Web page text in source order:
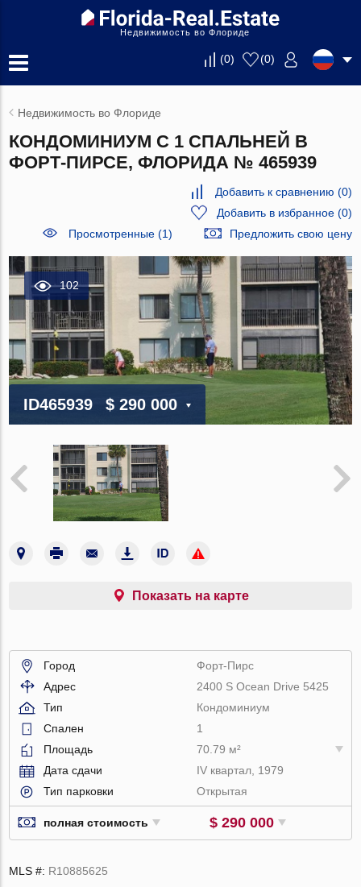
Недвижимость во Флориде
(0) (0)
Недвижимость во Флориде
КОНДОМИНИУМ С 1 СПАЛЬНЕЙ В
ФОРТ-ПИРСЕ, ФЛОРИДА № 465939
Добавить к сравнению (0)
Добавить в избранное(0)
Просмотренные (1)
Предложить свою цену
102
ID465939 $ 290 000
Показать на карте
Город
Форт-Пирс
Адрес
2400 S Ocean Drive 5425
Тип
Кондоминиум
Спален
1
Площадь
70.79 м²
Дата сдачи
IV квартал, 1979
Тип парковки
Открытая
полная стоимость $ 290 000
MLS #: R10885625